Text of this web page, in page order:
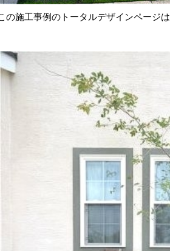
の施工事例のトータルデザインページは